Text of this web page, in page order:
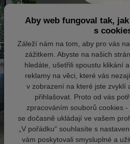
Aby web fungoval tak,
s
Záleží nám na tom, aby pro vás
zážitkem. Abyste na našich
hledáte, ušetřili spoustu klikání
reklamy na věci, které vás
v zobrazení na které jste zvyklí
přihlašovat. Proto od vás
zpracováním souborů cookies
se dočasně ukládají ve vašem
„V pořádku“ souhlasíte s
vám poskytovali smysluplné a